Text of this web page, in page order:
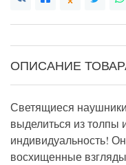
ОПИСАНИЕ
Светящиеся
выделиться из толпы
индивидуальность!
восхищенные